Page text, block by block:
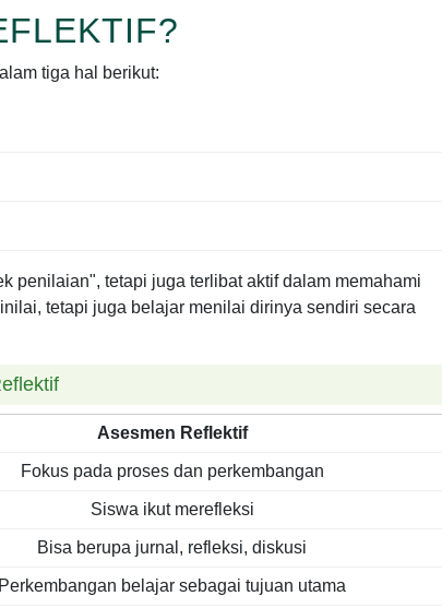
tiga hal berikut:
penilaian", tetapi juga terlibat aktif dalam memahami
tetapi juga belajar menilai dirinya sendiri secara
Asesmen Reflektif
Fokus pada proses dan perkembangan
Siswa ikut merefleksi
Bisa berupa jurnal, refleksi, diskusi
Perkembangan belajar sebagai tujuan utama